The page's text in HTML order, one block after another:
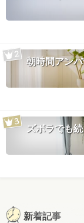
朝時間アン
ズボラでも
新着記事